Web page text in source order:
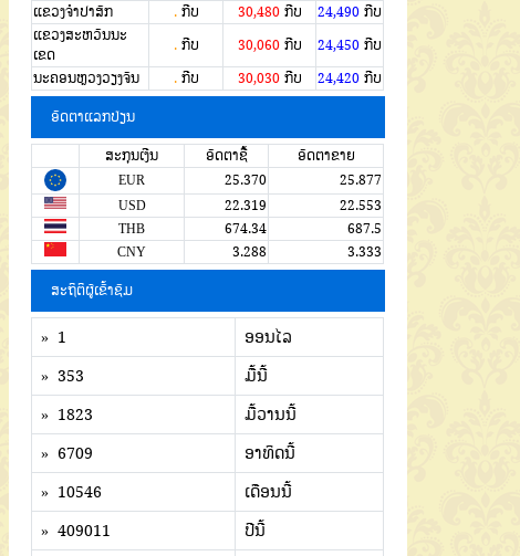
ແຂວງຈໍາປາສັກ
.ກີບ 30,480ກີບ 24,490 ກີບ
ແຂວງສະຫວັນນະ
ເຂດ
.ກີບ 30,060ກີບ 24,450 ກີບ
ນະຄອນຫຼວງວຽງຈັນ
.ກີບ 30,030ກີບ 24,420 ກີບ
ອັດຕາແລກປ່ຽນ
ສະກຸນເງີນ ອັດຕາຊື້
ອັດຕາຂາຍ
EUR
25.370
25.877
USD
22.319
22.553
THB
674.34
687.5
CNY
3.288 3.333
ສະຖິຕິຜູ້ເຂົ້າຊົມ
» 1
ອອນໄລ
» 353
ມື້ນີ້
» 1823
ມື້ວານນີ້
» 6709
ອາທິດນີ້
» 10546
ເດືອນນີ້
» 409011
ປີນີ້